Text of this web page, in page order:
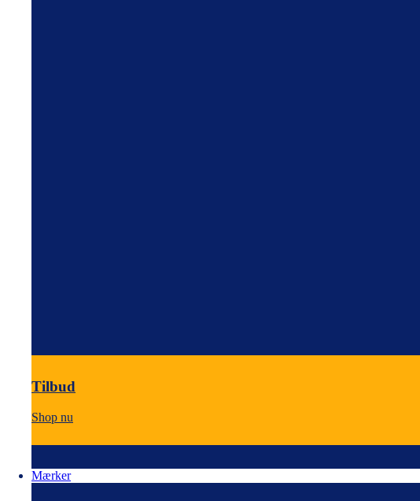
Tilbud
Shop nu
Mærker